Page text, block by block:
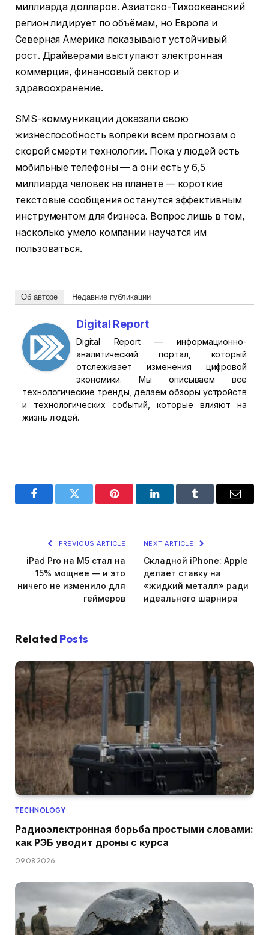
миллиарда долларов. Азиатско-Тихоокеанский
регион лидирует по объёмам, но Европа и
Северная Америка показывают устойчивый
рост. Драйверами выступают электронная
коммерция, финансовый сектор и
здравоохранение.
SMS-коммуникации доказали свою
жизнеспособность вопреки всем прогнозам о
скорой смерти технологии. Пока у людей есть
мобильные телефоны — а они есть у 6,5
миллиарда человек на планете — короткие
текстовые сообщения останутся эффективным
инструментом для бизнеса. Вопрос лишь в том,
насколько умело компании научатся им
пользоваться.
Об авторе Недавние публикации
Digital Report
Digital Report — информационно-
аналитический портал, который
отслеживает изменения цифровой
экономики. Мы описываем все
технологические тренды, делаем обзоры устройств
и технологических событий, которые влияют на
жизнь людей.
FacebookTwitter Pinterest LinkedInTumblr Email
PREVIOUS ARTICLE
iPad Pro на M5 стал на
15% мощнее — и это
ничего не изменило для
геймеров
NEXT ARTICLE
Складной iPhone: Apple
делает ставку на
«жидкий металл» ради
идеального шарнира
Related Posts
TECHNOLOGY
Радиоэлектронная борьба простыми словами:
как РЭБ уводит дроны с курса
09.08.2026